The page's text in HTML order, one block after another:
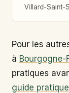
Villard-Saint-
Pour les
à Bourgogne-
pratiques
guide pratique